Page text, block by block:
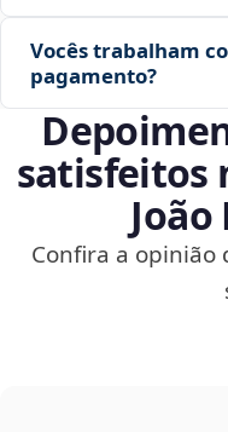
Vocês trabalham
pagamento?
satisfeitos
João
Confira a opinião